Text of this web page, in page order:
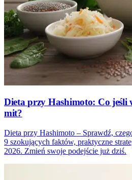
Dieta przy Hashimoto: Co jeśli
mit?
Dieta przy Hashimoto – Sprawdź,
9 szokujących faktów, praktyczne
2026. Zmień swoje podejście już dziś.